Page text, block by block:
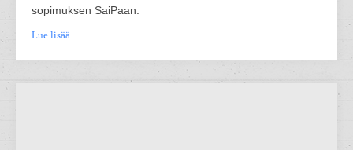
sopimuksen SaiPaan.
Lue lisää